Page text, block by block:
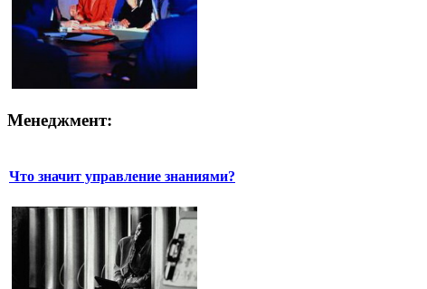
Менеджмент:
Что значит управление знаниями?